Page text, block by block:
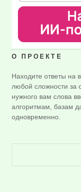
О ПРОЕКТЕ
Находите ответы на
любой сложности за
нужного вам слова
алгоритмам, базам
одновременно.